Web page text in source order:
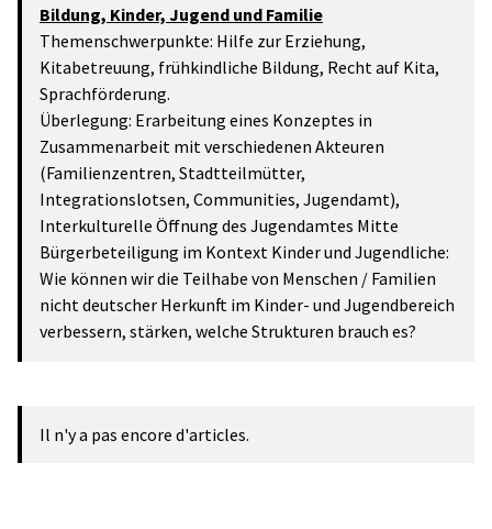
Bildung, Kinder, Jugend und Familie
Themenschwerpunkte: Hilfe zur Erziehung,
Kitabetreuung, frühkindliche Bildung, Recht auf Kita,
Sprachförderung.
Überlegung: Erarbeitung eines Konzeptes in
Zusammenarbeit mit verschiedenen Akteuren
(Familienzentren, Stadtteilmütter,
Integrationslotsen, Communities, Jugendamt),
Interkulturelle Öffnung des Jugendamtes Mitte
Bürgerbeteiligung im Kontext Kinder und Jugendliche:
Wie können wir die Teilhabe von Menschen / Familien
nicht deutscher Herkunft im Kinder- und Jugendbereich
verbessern, stärken, welche Strukturen brauch es?
Il n'y a pas encore d'articles.